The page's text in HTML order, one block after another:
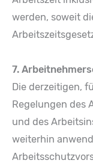
werden, soweit
7.
Die derzeitigen,
Regelungen des
und des
weiterhin